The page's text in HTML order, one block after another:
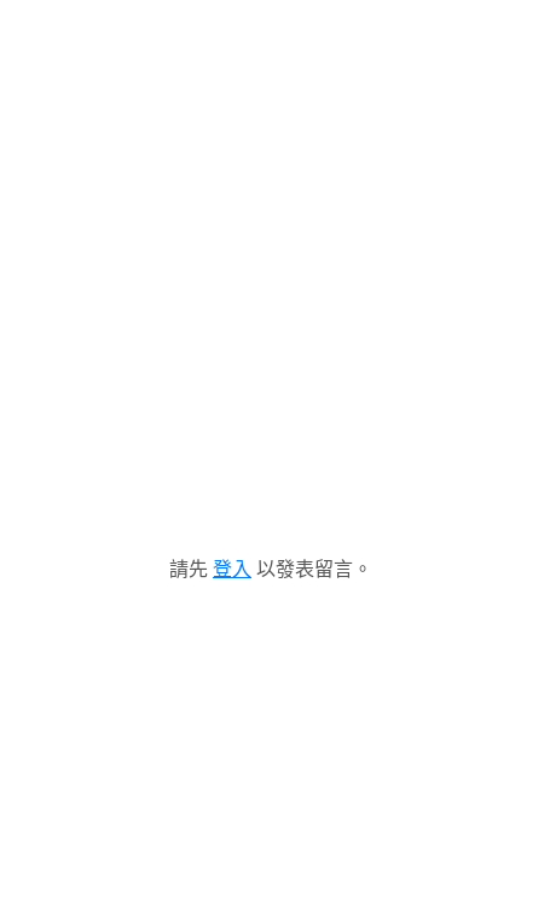
請先 登入 以發表留言。